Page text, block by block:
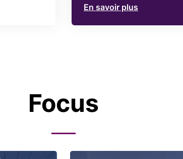
En savoir plus
Focus